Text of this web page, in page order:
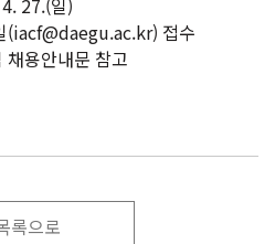
27.(일)
(iacf@daegu.ac.kr) 접수
채용안내문 참고
록으로